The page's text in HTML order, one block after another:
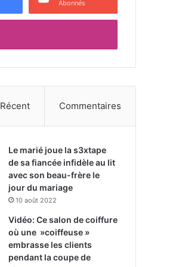
Abonnés
Récent Commentaires
Le marié joue la s3xtape
de sa fiancée infidèle au lit
avec son beau-frère le
jour du mariage
10 août 2022
Vidéo: Ce salon de coiffure
où une »coiffeuse »
embrasse les clients
pendant la coupe de